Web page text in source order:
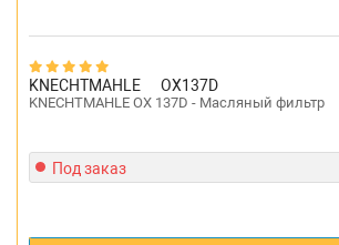
KNECHTMAHLE OX137D
KNECHTMAHLE OX 137D - Масляный фильтр
Под заказ